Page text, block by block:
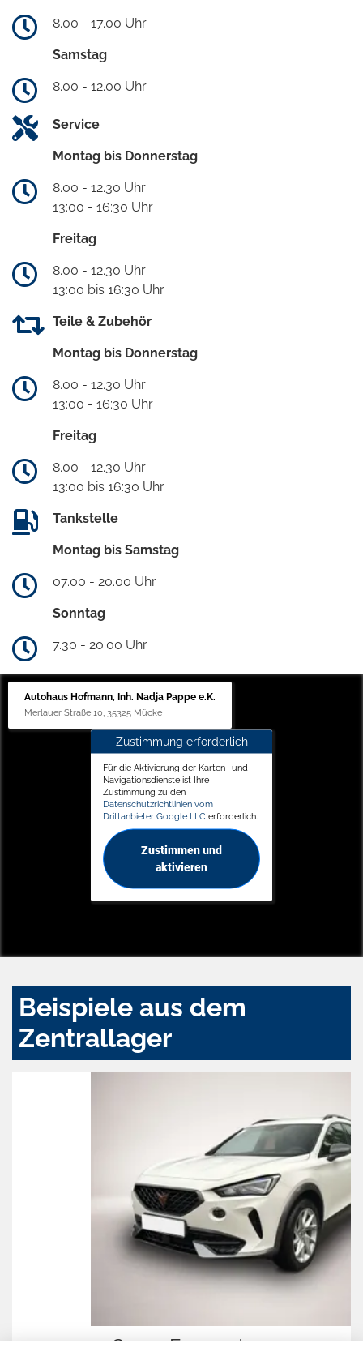
8.00 - 17.00 Uhr
Samstag
8.00 - 12.00 Uhr
Service
Montag bis Donnerstag
8.00 - 12.30 Uhr
13:00 - 16:30 Uhr
Freitag
8.00 - 12.30 Uhr
13:00 bis 16:30 Uhr
Teile & Zubehör
Montag bis Donnerstag
8.00 - 12.30 Uhr
13:00 - 16:30 Uhr
Freitag
8.00 - 12.30 Uhr
13:00 bis 16:30 Uhr
Tankstelle
Montag bis Samstag
07.00 - 20.00 Uhr
Sonntag
7.30 - 20.00 Uhr
Autohaus Hofmann, Inh. Nadja Pappe e.K.
Merlauer Straße 10, 35325 Mücke
Zustimmung erforderlich
Für die Aktivierung der Karten- und
Navigationsdienste ist Ihre
Zustimmung zu den
Datenschutzrichtlinien vom
Drittanbieter Google LLC erforderlich.
Zustimmen und
aktivieren
Beispiele aus dem
Zentrallager
Cupra Formentor